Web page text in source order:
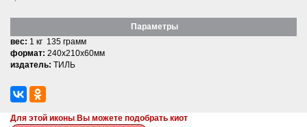
Параметры
вес: 1 кг 135 грамм
формат: 240x210x60мм
издатель: ТИЛЬ
Для этой иконы Вы можете подобрать киот